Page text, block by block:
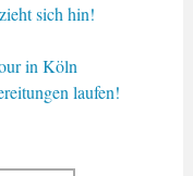
sich hin!
in Köln
laufen!